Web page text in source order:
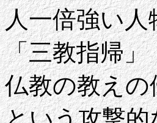
人一倍強い
「三教指帰
仏教の教え